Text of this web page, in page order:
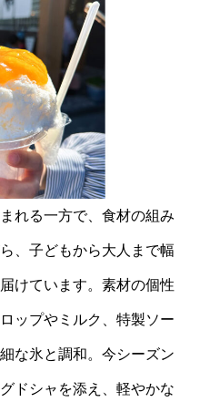
れる一方で、食材の組み
、子どもから大人まで幅
けています。素材の個性
ップやミルク、特製ソー
な氷と調和。今シーズン
ドシャを添え、軽やかな